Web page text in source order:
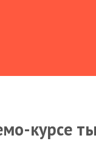
курсе